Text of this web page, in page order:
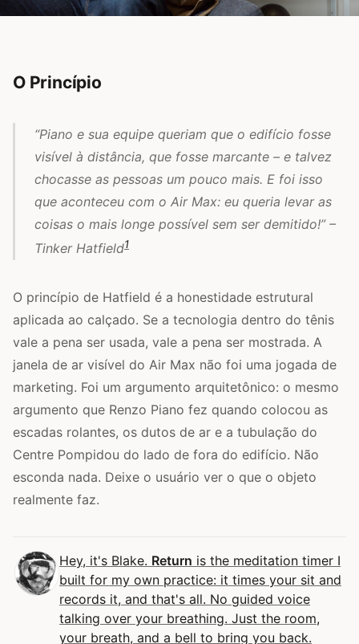
O Princípio
“Piano e sua equipe queriam que o edifício fosse
visível à distância, que fosse marcante – e talvez
chocasse as pessoas um pouco mais. E foi isso
que aconteceu com o Air Max: eu queria levar as
coisas o mais longe possível sem ser demitido!” –
Tinker Hatfield1
O princípio de Hatfield é a honestidade estrutural
aplicada ao calçado. Se a tecnologia dentro do tênis
vale a pena ser usada, vale a pena ser mostrada. A
janela de ar visível do Air Max não foi uma jogada de
marketing. Foi um argumento arquitetônico: o mesmo
argumento que Renzo Piano fez quando colocou as
escadas rolantes, os dutos de ar e a tubulação do
Centre Pompidou do lado de fora do edifício. Não
esconda nada. Deixe o usuário ver o que o objeto
realmente faz.
Hey, it's Blake. Return is the meditation timer I
built for my own practice: it times your sit and
records it, and that's all. No guided voice
talking over your breathing. Just the room,
your breath, and a bell to bring you back.